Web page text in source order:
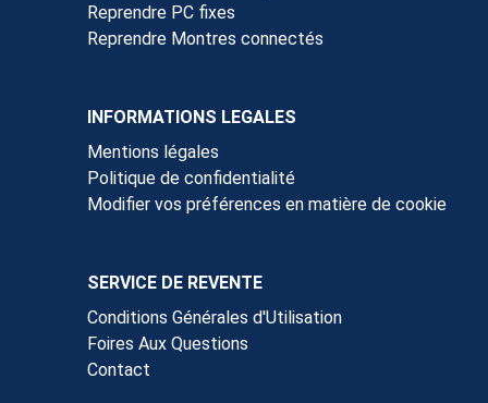
Reprendre PC fixes
Reprendre Montres connectés
INFORMATIONS LEGALES
Mentions légales
Politique de confidentialité
Modifier vos préférences en matière de cookie
SERVICE DE REVENTE
Conditions Générales d'Utilisation
Foires Aux Questions
Contact